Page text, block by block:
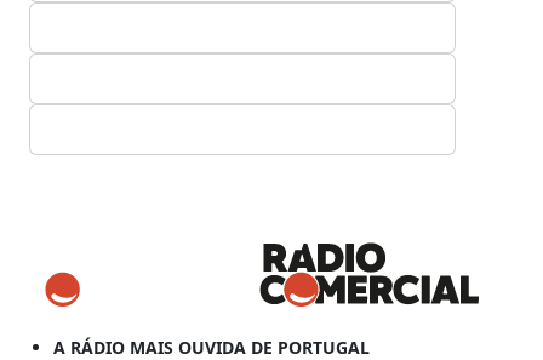
A RÁDIO MAIS OUVIDA DE PORTUGAL